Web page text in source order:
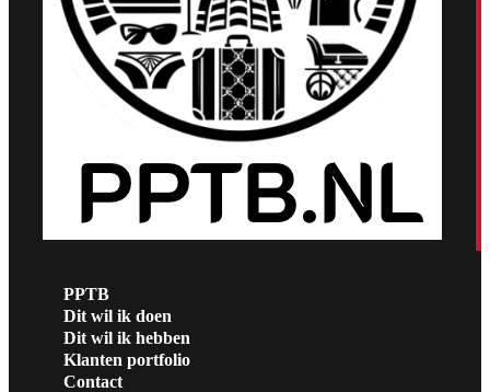
PPTB
Dit wil ik doen
Dit wil ik hebben
Klanten portfolio
Contact